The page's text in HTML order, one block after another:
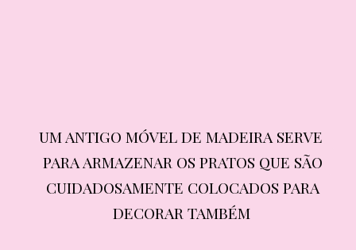
UM ANTIGO MÓVEL DE MADEIRA SERVE
PARA ARMAZENAR OS PRATOS QUE SÃO
CUIDADOSAMENTE COLOCADOS PARA
DECORAR TAMBÉM
UM ANTIGO MÓVEL DE MADEIRA SERVE
PARA ARMAZENAR OS PRATOS QUE SÃO
CUIDADOSAMENTE COLOCADOS PARA
DECORAR TAMBÉM